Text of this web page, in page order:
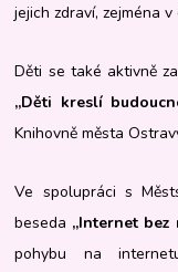
jejich zdraví, zejména v
Děti se také aktivně
„Děti kreslí
Knihovně města
Ve spolupráci s
beseda „Internet bez
pohybu na